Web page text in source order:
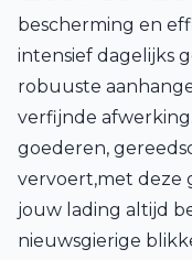
bescherming en
intensief dagelijks
robuuste
verfijnde
goederen,
vervoert,met deze
jouw lading altijd
nieuwsgierige